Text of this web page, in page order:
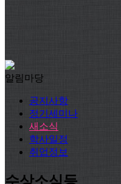
알림마당
공지사항
정기세미나
새소식
학사일정
취업정보